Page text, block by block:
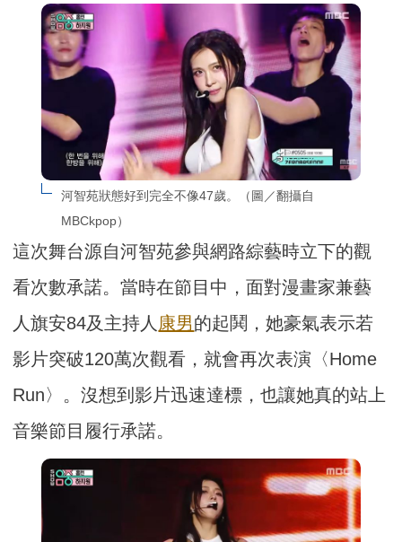
河智苑狀態好到完全不像47歲。（圖／翻攝自
MBCkpop）
這次舞台源自河智苑參與網路綜藝時立下的觀
看次數承諾。當時在節目中，面對漫畫家兼藝
人旗安84及主持人 康男的起鬨，她豪氣表示若
影片突破120萬次觀看，就會再次表演〈Home
Run〉。沒想到影片迅速達標，也讓她真的站上
音樂節目履行承諾。